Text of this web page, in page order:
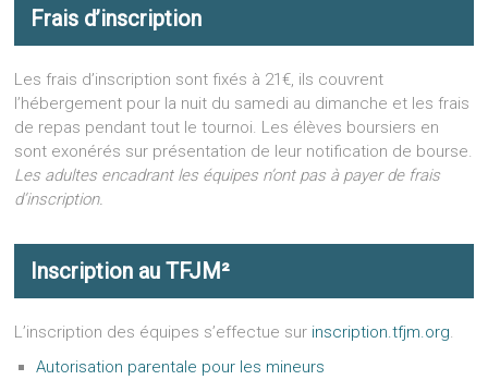
Frais d’inscription
Les frais d’inscription sont fixés à 21€, ils couvrent
l’hébergement pour la nuit du samedi au dimanche et les frais
de repas pendant tout le tournoi. Les élèves boursiers en
sont exonérés sur présentation de leur notification de bourse.
Les adultes encadrant les équipes n’ont pas à payer de frais
d’inscription.
Inscription au TFJM²
L’inscription des équipes s’effectue sur inscription.tfjm.org.
Autorisation parentale pour les mineurs